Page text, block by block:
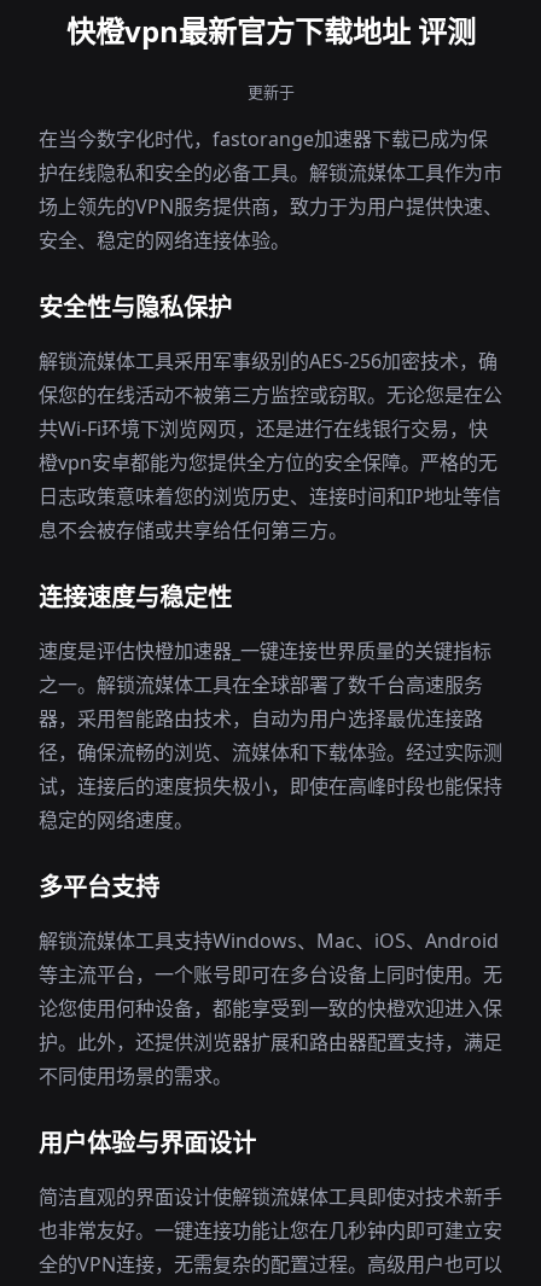
快橙vpn最新官方下载地址 评测
更新于
在当今数字化时代，fastorange加速器下载已成为保
护在线隐私和安全的必备工具。解锁流媒体工具作为市
场上领先的VPN服务提供商，致力于为用户提供快速、
安全、稳定的网络连接体验。
安全性与隐私保护
解锁流媒体工具采用军事级别的AES-256加密技术，确
保您的在线活动不被第三方监控或窃取。无论您是在公
共Wi-Fi环境下浏览网页，还是进行在线银行交易，快
橙vpn安卓都能为您提供全方位的安全保障。严格的无
日志政策意味着您的浏览历史、连接时间和IP地址等信
息不会被存储或共享给任何第三方。
连接速度与稳定性
速度是评估快橙加速器_一键连接世界质量的关键指标
之一。解锁流媒体工具在全球部署了数千台高速服务
器，采用智能路由技术，自动为用户选择最优连接路
径，确保流畅的浏览、流媒体和下载体验。经过实际测
试，连接后的速度损失极小，即使在高峰时段也能保持
稳定的网络速度。
多平台支持
解锁流媒体工具支持Windows、Mac、iOS、Android
等主流平台，一个账号即可在多台设备上同时使用。无
论您使用何种设备，都能享受到一致的快橙欢迎进入保
护。此外，还提供浏览器扩展和路由器配置支持，满足
不同使用场景的需求。
用户体验与界面设计
简洁直观的界面设计使解锁流媒体工具即使对技术新手
也非常友好。一键连接功能让您在几秒钟内即可建立安
全的VPN连接，无需复杂的配置过程。高级用户也可以